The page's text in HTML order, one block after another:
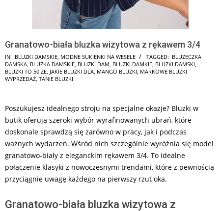
Granatowo-biała bluzka wizytowa z rękawem 3/4
IN: BLUZKI DAMSKIE MODNE SUKIENKI NA WESELE TAGGED: BLUZECZKA
DAMSKA BLUZKA DAMSKIE BLUZKI DAM BLUZKI DAMKIE BLUZKI DAMSKI
BLUZKI TO 50 ZŁ JAKIE BLUZKI DLA MANGO BLUZKI MARKOWE BLUZKI
WYPRZEDAŻ TANIE BLUZKI
Poszukujesz idealnego stroju na specjalne okazje? Bluzki w
butik oferują szeroki wybór wyrafinowanych ubrań, które
doskonale sprawdzą się zarówno w pracy, jak i podczas
ważnych wydarzeń. Wśród nich szczególnie wyróżnia się model
granatowo-biały z eleganckim rękawem 3/4. To idealne
połączenie klasyki z nowoczesnymi trendami, które z pewnością
przyciągnie uwagę każdego na pierwszy rzut oka.
Granatowo-biała bluzka wizytowa z